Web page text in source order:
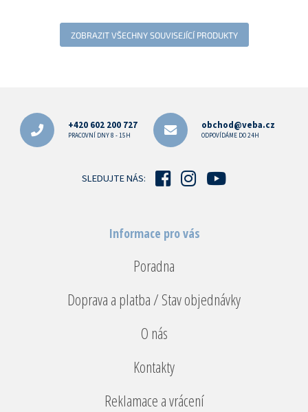
ZOBRAZIT VŠECHNY SOUVISEJÍCÍ PRODUKTY
+420 602 200 727
PRACOVNÍ DNY 8 - 15H
obchod@veba.cz
ODPOVÍDÁME DO 24H
SLEDUJTE NÁS:
Informace pro vás
Poradna
Doprava a platba / Stav objednávky
O nás
Kontakty
Reklamace a vrácení